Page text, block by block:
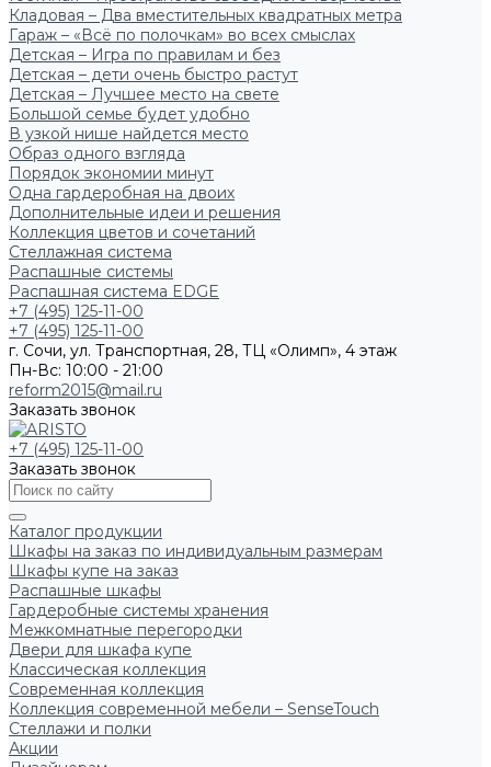
Кладовая – Два вместительных квадратных метра
Гараж – «Всё по полочкам» во всех смыслах
Детская – Игра по правилам и без
Детская – дети очень быстро растут
Детская – Лучшее место на свете
Большой семье будет удобно
В узкой нише найдется место
Образ одного взгляда
Порядок экономии минут
Одна гардеробная на двоих
Дополнительные идеи и решения
Коллекция цветов и сочетаний
Стеллажная система
Распашные системы
Распашная система EDGE
+7 (495) 125-11-00
+7 (495) 125-11-00
г. Сочи, ул. Транспортная, 28, ТЦ «Олимп», 4 этаж
Пн-Вс: 10:00 - 21:00
reform2015@mail.ru
Заказать звонок
+7 (495) 125-11-00
Заказать звонок
Каталог продукции
Шкафы на заказ по индивидуальным размерам
Шкафы купе на заказ
Распашные шкафы
Гардеробные системы хранения
Межкомнатные перегородки
Двери для шкафа купе
Классическая коллекция
Современная коллекция
Коллекция современной мебели – SenseTouch
Стеллажи и полки
Акции